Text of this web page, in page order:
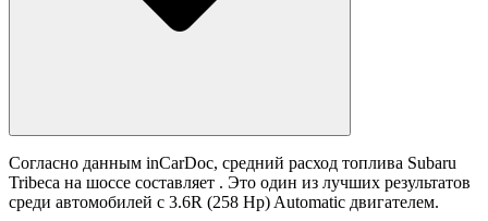
Согласно данным inCarDoc, средний расход топлива Subaru
Tribeca на шоссе составляет . Это один из лучших результатов
среди автомобилей с 3.6R (258 Hp) Automatic двигателем.